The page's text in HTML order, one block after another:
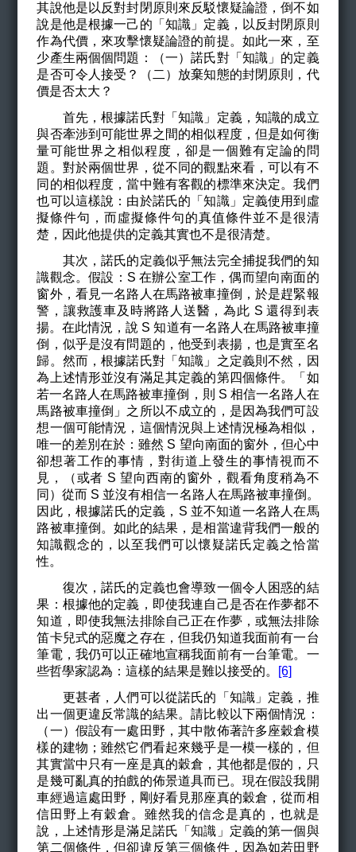
其說他是以反對封閉原則來反駁懷疑論證，倒不如
說是他是根據一己的「知識」定義，以反封閉原則
作為代價，來攻擊懷疑論證的前提。如此一來，至
少產生兩個個問題：（一）諾氏對「知識」的定義
是否可令人接受？（二）放棄知態的封閉原則，代
價是否太大？
首先，根據諾氏對「知識」定義，知識的成立
與否牽涉到可能世界之間的相似程度，但是如何衡
量可能世界之相似程度，卻是一個難有定論的問
題。對於兩個世界，從不同的觀點來看，可以有不
同的相似程度，當中難有客觀的標準來決定。我們
也可以這樣說：由於諾氏的「知識」定義使用到虛
擬條件句，而虛擬條件句的真值條件並不是很清
楚，因此他提供的定義其實也不是很清楚。
其次，諾氏的定義似乎無法完全捕捉我們的知
識觀念。假設：S 在辦公室工作，偶而望向南面的
窗外，看見一名路人在馬路被車撞倒，於是趕緊報
警，讓救護車及時將路人送醫，為此 S 還得到表
揚。在此情況，說 S 知道有一名路人在馬路被車撞
倒，似乎是沒有問題的，他受到表揚，也是實至名
歸。然而，根據諾氏對「知識」之定義則不然，因
為上述情形並沒有滿足其定義的第四個條件。「如
若一名路人在馬路被車撞倒，則 S 相信一名路人在
馬路被車撞倒」之所以不成立的，是因為我們可設
想一個可能情況，這個情況與上述情況極為相似，
唯一的差別在於：雖然 S 望向南面的窗外，但心中
卻想著工作的事情，對街道上發生的事情視而不
見，（或者 S 望向西南的窗外，觀看角度稍為不
同）從而 S 並沒有相信一名路人在馬路被車撞倒。
因此，根據諾氏的定義，S 並不知道一名路人在馬
路被車撞倒。如此的結果，是相當違背我們一般的
知識觀念的，以至我們可以懷疑諾氏定義之恰當
性。
復次，諾氏的定義也會導致一個令人困惑的結
果：根據他的定義，即使我連自己是否在作夢都不
知道，即使我無法排除自己正在作夢，或無法排除
笛卡兒式的惡魔之存在，但我仍知道我面前有一台
筆電，我仍可以正確地宣稱我面前有一台筆電。一
些哲學家認為：這樣的結果是難以接受的。 [6]
更甚者，人們可以從諾氏的「知識」定義，推
出一個更違反常識的結果。請比較以下兩個情況：
（一）假設有一處田野，其中散佈著許多座穀倉模
樣的建物；雖然它們看起來幾乎是一模一樣的，但
其實當中只有一座是真的穀倉，其他都是假的，只
是幾可亂真的拍戲的佈景道具而已。現在假設我開
車經過這處田野，剛好看見那座真的穀倉，從而相
信田野上有穀倉。雖然我的信念是真的，也就是
說，上述情形是滿足諾氏「知識」定義的第一個與
第二個條件，但卻違反第三個條件，因為如若田野